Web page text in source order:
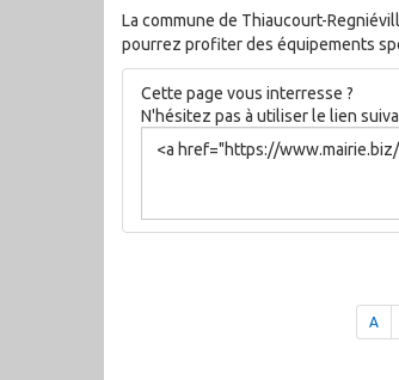
La commune de Thiaucourt-
pourrez profiter des équipements
Cette page vous interresse ?
N'hésitez pas à utiliser le lien
A